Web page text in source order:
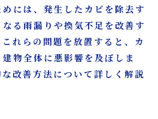
には、発生したカビを除去す
る雨漏りや換気不足を改善す
れらの問題を放置すると、カ
物全体に悪影響を及ぼしま
改善方法について詳しく解説